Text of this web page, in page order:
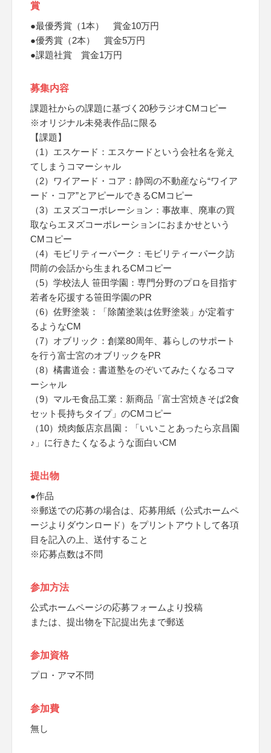
賞
●最優秀賞（1本） 賞金10万円
●優秀賞（2本） 賞金5万円
●課題社賞 賞金1万円
募集内容
課題社からの課題に基づく20秒ラジオCMコピー
※オリジナル未発表作品に限る
【課題】
（1）エスケード：エスケードという会社名を覚え
てしまうコマーシャル
（2）ワイアード・コア：静岡の不動産なら“ワイア
ード・コア”とアピールできるCMコピー
（3）エヌズコーポレーション：事故車、廃車の買
取ならエヌズコーポレーションにおまかせという
CMコピー
（4）モビリティーパーク：モビリティーパーク訪
問前の会話から生まれるCMコピー
（5）学校法人 笹田学園：専門分野のプロを目指す
若者を応援する笹田学園のPR
（6）佐野塗装：「除菌塗装は佐野塗装」が定着す
るようなCM
（7）オブリック：創業80周年、暮らしのサポート
を行う富士宮のオブリックをPR
（8）橘書道会：書道塾をのぞいてみたくなるコマ
ーシャル
（9）マルモ食品工業：新商品「富士宮焼きそば2食
セット長持ちタイプ」のCMコピー
（10）焼肉飯店京昌園：「いいことあったら京昌園
♪」に行きたくなるような面白いCM
提出物
●作品
※郵送での応募の場合は、応募用紙（公式ホームペ
ージよりダウンロード）をプリントアウトして各項
目を記入の上、送付すること
※応募点数は不問
参加方法
公式ホームページの応募フォームより投稿
または、提出物を下記提出先まで郵送
参加資格
プロ・アマ不問
参加費
無し